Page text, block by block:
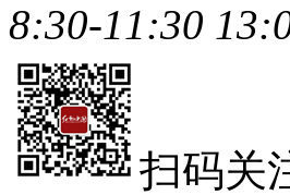
8:30-11:30
扫码关